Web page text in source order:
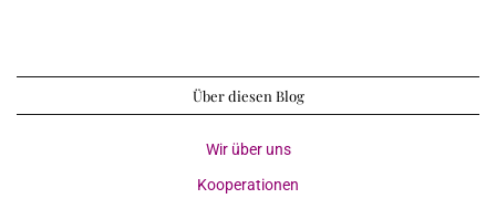
Über diesen Blog
Wir über uns
Kooperationen